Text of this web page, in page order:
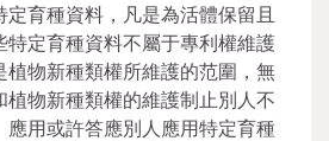
育種資料，凡是為活體保留且
定育種資料不屬于專利權維護
植物新種類權所維護的范圍，無
物新種類權的維護制止別人不
用或許答應別人應用特定育種